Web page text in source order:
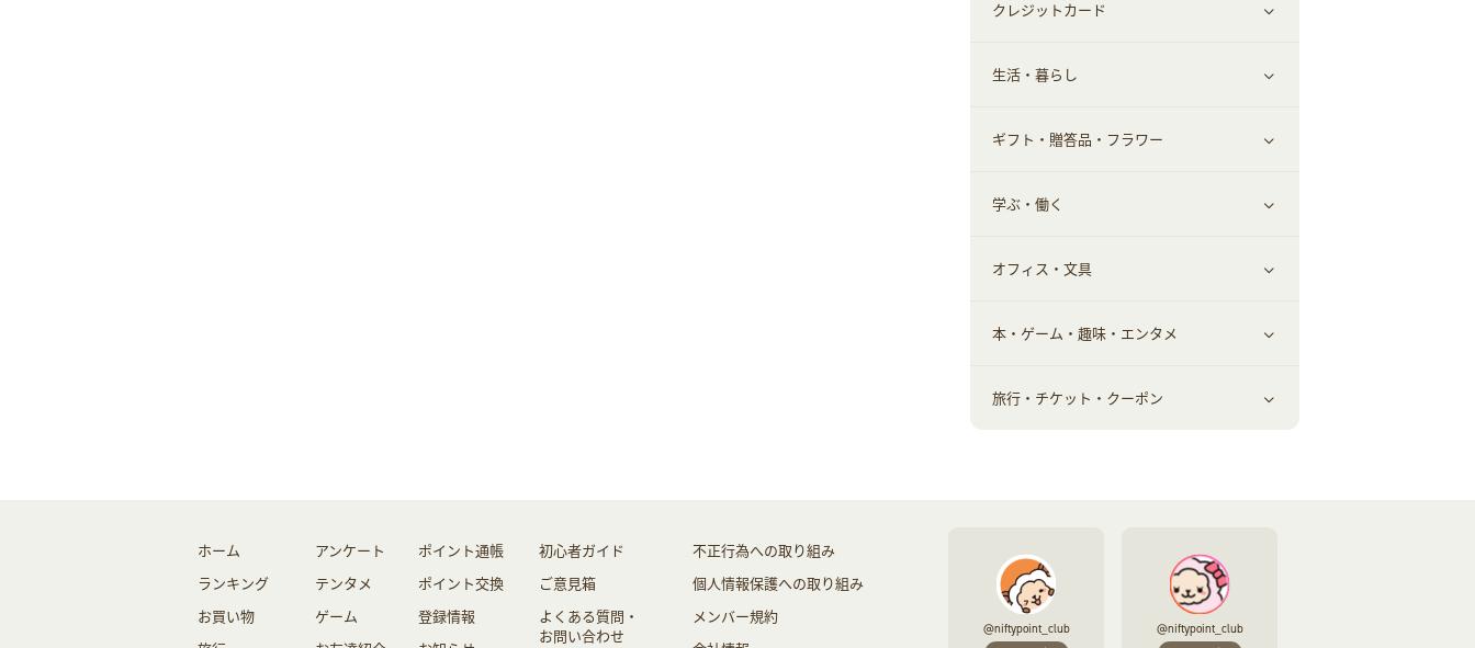
小物・かばん
スーツ・フォーマル
お酒
食材宅配
メイクアップ
ヘアケア
メンズ美容
美容・ダイエット用品
脱毛用品
美容食品
健康食品｜青汁・飲料
健康食品｜乳酸菌・ケフィア
健康食品｜その他
スポーツ・フィットネス
日用品・薬局・からだ
すべて見る
家電・パソコン・ソフトウェア
スマホ・携帯電話・SIM
クレジットカード
すべて見る
クレジットカード
生活・暮らし
すべて見る
車情報・カーシェア・レンタル
お役立ち
生活雑貨・家具インテリア
赤ちゃん・こども・マタニティ
ギフト・贈答品・フラワー
すべて見る
ギフト・贈答品
フラワー
学ぶ・働く
すべて見る
習い事・学習・学校
オフィス・文具
すべて見る
オフィス・文具
本・ゲーム・趣味・エンタメ
すべて見る
本
旅行・チケット・クーポン
チケット・クーポン・チラシ
ホーム
ランキング
お買い物
アンケート
テンタメ
ゲーム
ポイント通帳
ポイント交換
登録情報
初心者ガイド
ご意見箱
よくある質問・
お問い合わせ
不正行為への取り組み
個人情報保護への取り組み
メンバー規約
@niftypoint_club @niftypoint_club